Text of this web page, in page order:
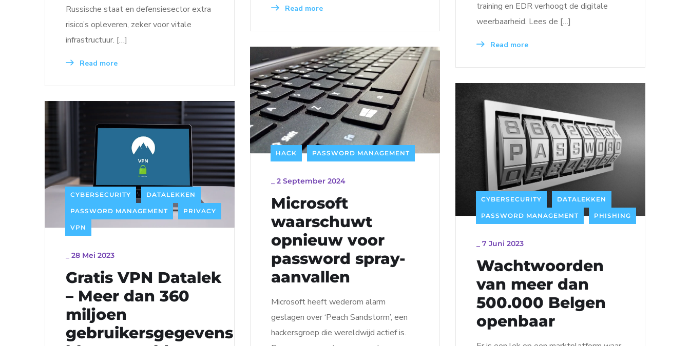
Russische staat en defensiesector extra
risico’s opleveren, zeker voor vitale
infrastructuur. […]
Read more
Read more
training en EDR verhoogt de digitale
weerbaarheid. Lees de […]
Read more
HACK PASSWORD MANAGEMENT
2 September 2024
Microsoft
waarschuwt
opnieuw voor
password spray-
aanvallen
Microsoft heeft wederom alarm
geslagen over ‘Peach Sandstorm’, een
hackersgroep die wereldwijd actief is.
CYBERSECURITY DATALEKKEN
PASSWORD MANAGEMENT PHISHING
7 Juni 2023
Wachtwoorden
van meer dan
500.000 Belgen
openbaar
CYBERSECURITY DATALEKKEN
PASSWORD MANAGEMENT PRIVACY
VPN
28 Mei 2023
Gratis VPN Datalek
– Meer dan 360
miljoen
gebruikersgegevens